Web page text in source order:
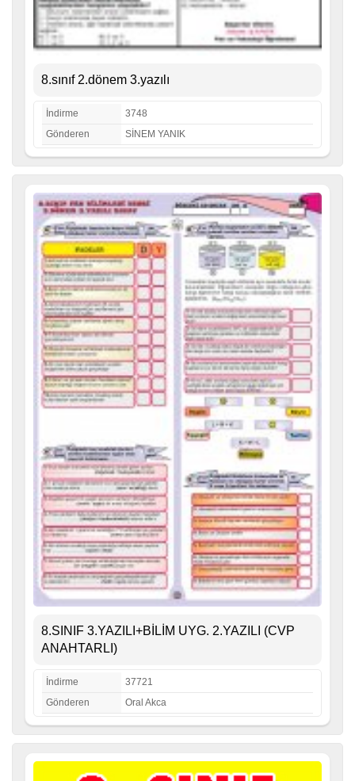
8.sınıf 2.dönem 3.yazılı
İndirme
3748
Gönderen
SİNEM YANIK
8.SINIF 3.YAZILI+BİLİM UYG. 2.YAZILI (CVP
ANAHTARLI)
İndirme
37721
Gönderen
Oral Akca